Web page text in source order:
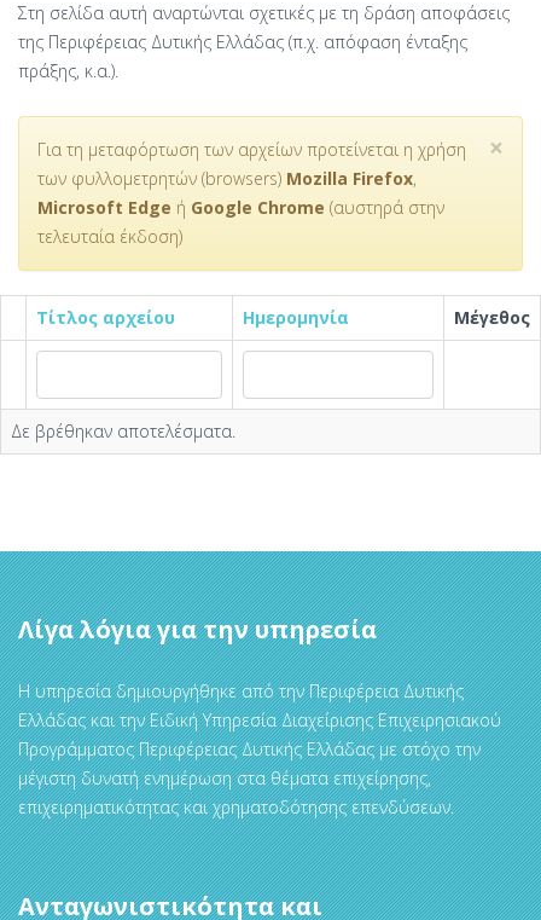
Στη σελίδα αυτή αναρτώνται σχετικές με τη δράση αποφάσεις
της Περιφέρειας Δυτικής Ελλάδας (π.χ. απόφαση ένταξης
πράξης, κ.α.).
×
Για τη μεταφόρτωση των αρχείων προτείνεται η χρήση
των φυλλομετρητών (browsers) Mozilla Firefox,
Microsoft Edge ή Google Chrome (αυστηρά στην
τελευταία έκδοση)
Τίτλος αρχείου Ημερομηνία Μέγεθος
Δε βρέθηκαν αποτελέσματα.
Λίγα λόγια για την υπηρεσία
Η υπηρεσία δημιουργήθηκε από την Περιφέρεια Δυτικής
Ελλάδας και την Ειδική Υπηρεσία Διαχείρισης Επιχειρησιακού
Προγράμματος Περιφέρειας Δυτικής Ελλάδας με στόχο την
μέγιστη δυνατή ενημέρωση στα θέματα επιχείρησης,
επιχειρηματικότητας και χρηματοδότησης επενδύσεων.
Ανταγωνιστικότητα και